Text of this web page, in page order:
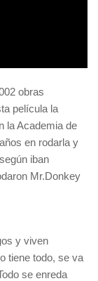
obras
película la
la Academia de
en rodarla y
iban
Mr.Donkey
y viven
tiene todo, se va
se enreda